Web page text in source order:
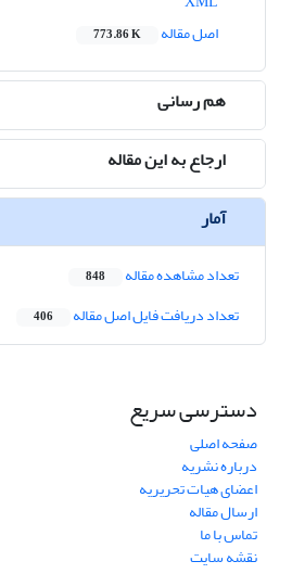
اصل مقاله
773.86 K
هم رسانی
ارجاع به این مقاله
آمار
تعداد مشاهده مقاله 848
تعداد دریافت فایل اصل مقاله 406
دسترسی سریع
صفحه اصلی
درباره نشریه
اعضای هیات تحریریه
ارسال مقاله
تماس با ما
نقشه سایت